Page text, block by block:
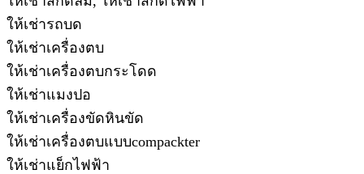
ให้เช่ารถบด
ให้เช่าเครื่องตบ
ให้เช่าเครื่องตบกระโดด
ให้เช่าแมงปอ
ให้เช่าเครื่องขัดหินขัด
ให้เช่าเครื่องตบแบบcompackter
ให้เช่าแย็กไฟฟ้า